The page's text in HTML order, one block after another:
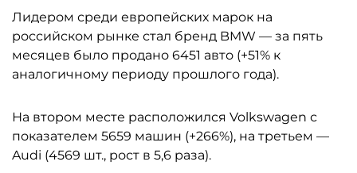
Лидером среди европейских марок на
российском рынке стал бренд BMW — за пять
месяцев было продано 6451 авто (+51% к
аналогичному периоду прошлого года).
На втором месте расположился Volkswagen с
показателем 5659 машин (+266%), на третьем —
Audi (4569 шт., рост в 5,6 раза).